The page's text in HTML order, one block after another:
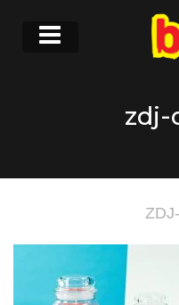
zdj-